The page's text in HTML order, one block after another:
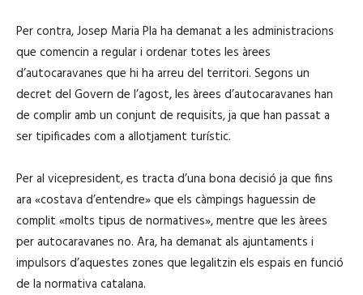
Per contra, Josep Maria Pla ha demanat a les administracions
que comencin a regular i ordenar totes les àrees
d’autocaravanes que hi ha arreu del territori. Segons un
decret del Govern de l’agost, les àrees d’autocaravanes han
de complir amb un conjunt de requisits, ja que han passat a
ser tipificades com a allotjament turístic.
Per al vicepresident, es tracta d’una bona decisió ja que fins
ara «costava d’entendre» que els càmpings haguessin de
complit «molts tipus de normatives», mentre que les àrees
per autocaravanes no. Ara, ha demanat als ajuntaments i
impulsors d’aquestes zones que legalitzin els espais en funció
de la normativa catalana.